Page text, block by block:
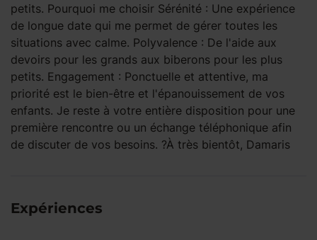
petits. Pourquoi me choisir Sérénité : Une expérience
de longue date qui me permet de gérer toutes les
situations avec calme. Polyvalence : De l'aide aux
devoirs pour les grands aux biberons pour les plus
petits. Engagement : Ponctuelle et attentive, ma
priorité est le bien-être et l'épanouissement de vos
enfants. Je reste à votre entière disposition pour une
première rencontre ou un échange téléphonique afin
de discuter de vos besoins. ?À très bientôt, Damaris
Expériences